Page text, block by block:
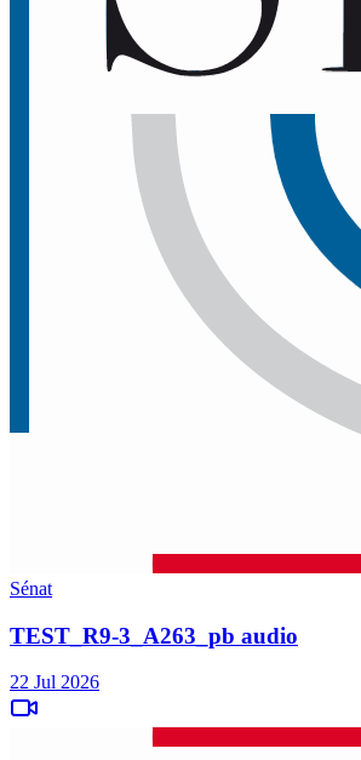
Sénat
TEST_R9-3_A263_pb audio
22 Jul 2026